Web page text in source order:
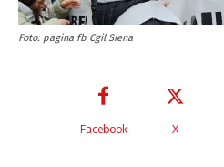
Foto: pagina fb Cgil Siena
Facebook X